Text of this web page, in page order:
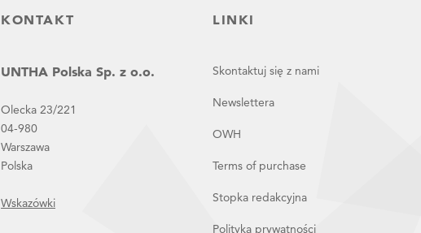
KONTAKT
UNTHA Polska Sp. z o.o.
Olecka 23/221
04-980
Warszawa
Polska
Wskazówki
LINKI
Skontaktuj się z nami
Newslettera
OWH
Terms of purchase
Stopka redakcyjna
Polityka prywatności